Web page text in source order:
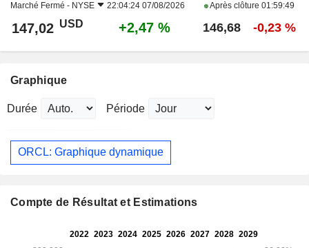
Marché Fermé - NYSE 22:04:24 07/08/2026 Après clôture 01:59:49
147,02 USD +2,47 % 146,68 -0,23 %
Graphique
Durée Période
ORCL: Graphique dynamique
Compte de Résultat et Estimations